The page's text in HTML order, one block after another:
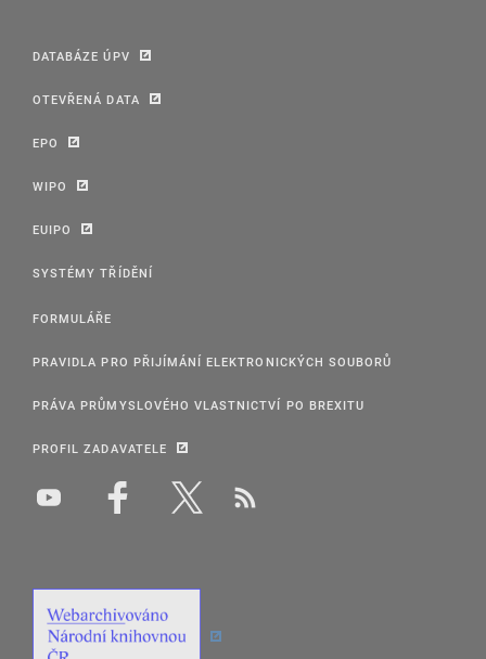
DATABÁZE ÚPV
OTEVŘENÁ DATA
EPO
WIPO
EUIPO
SYSTÉMY TŘÍDĚNÍ
FORMULÁŘE
PRAVIDLA PRO PŘIJÍMÁNÍ ELEKTRONICKÝCH SOUBORŮ
PRÁVA PRŮMYSLOVÉHO VLASTNICTVÍ PO BREXITU
PROFIL ZADAVATELE